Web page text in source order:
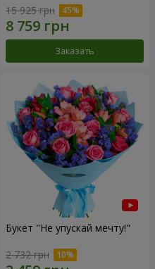
15 925 грн
Заказать
Букет "Не упускай мечту!"
2 732 грн